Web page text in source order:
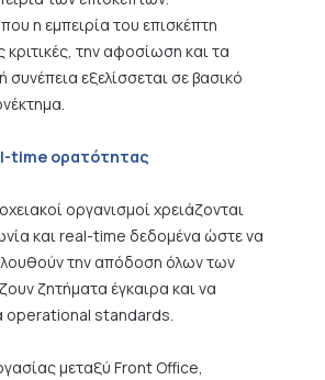
η εμπειρία του επισκέπτη
κριτικές, την αφοσίωση και τα
συνέπεια εξελίσσεται σε βασικό
time ορατότητας
οργανισμοί χρειάζονται
και real-time δεδομένα ώστε να
την απόδοση όλων των
ζητήματα έγκαιρα και να
operational standards.
μεταξύ Front Office,